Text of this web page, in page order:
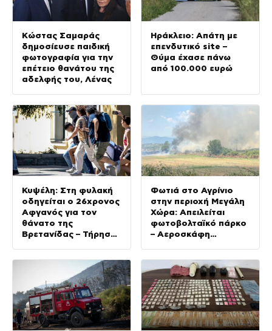
Κώστας Σαμαράς
δημοσίευσε παιδική
φωτογραφία για την
επέτειο θανάτου της
αδελφής του, Λένας
Ηράκλειο: Απάτη με
επενδυτικό site –
Θύμα έχασε πάνω
από 100.000 ευρώ
Κυψέλη: Στη φυλακή
οδηγείται ο 26χρονος
Αφγανός για τον
θάνατο της
Βρετανίδας – Τήρησε
Φωτιά στο Αγρίνιο
στην περιοχή Μεγάλη
Χώρα: Απειλείται
φωτοβολταϊκό πάρκο
– Αεροσκάφη